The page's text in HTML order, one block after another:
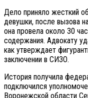
Дело приняло жесткий
девушки, после вызова
она провела около 30
содержания. Адвокату
как утверждает
заключении в СИЗО.
История получила
подключился
Воронежской области